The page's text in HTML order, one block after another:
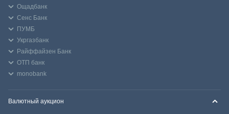
Ощадбанк
Сенс Банк
ПУМБ
Укргазбанк
Райффайзен Банк
ОТП банк
monobank
Валютный аукцион